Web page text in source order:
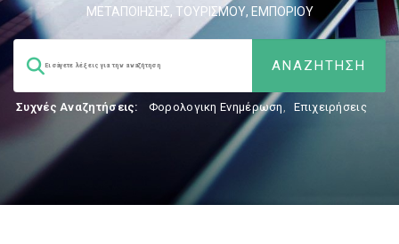
ΜΕΤΑΠΟΙΗΣΗΣ, ΤΟΥΡΙΣΜΟΥ, ΕΜΠΟΡΙΟΥ
Συχνές Αναζητήσεις: Φορολογικη Ενημέρωση, Επιχειρήσεις